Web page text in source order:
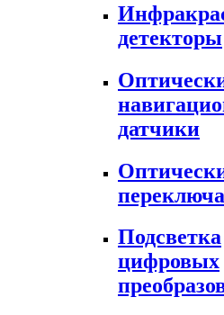
детекторы
датчики
Подсветка
цифровых